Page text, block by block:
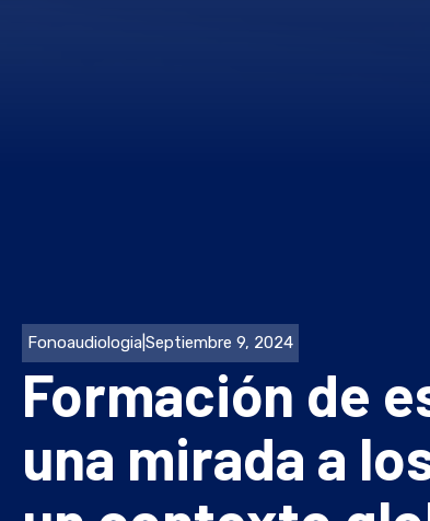
Fonoaudiologia Septiembre 9, 2024
Formación de
una mirada a